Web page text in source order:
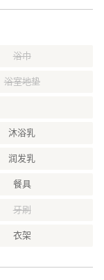
浴巾
浴室地垫
沐浴乳
润发乳
餐具
牙刷
衣架